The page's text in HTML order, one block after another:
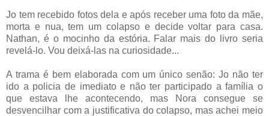
Jo tem recebido fotos dela e após receber uma foto da mãe,
morta e nua, tem um colapso e decide voltar para casa.
Nathan, é o mocinho da estória. Falar mais do livro seria
revelá-lo. Vou deixá-las na curiosidade...
A trama é bem elaborada com um único senão: Jo não ter
ido a policia de imediato e não ter participado a família o
que estava lhe acontecendo, mas Nora consegue se
desvencilhar com a justificativa do colapso, mas achei meio